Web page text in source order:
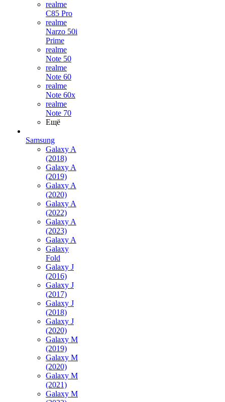
realme
C85 Pro
realme
Narzo 50i
Prime
realme
Note 50
realme
Note 60
realme
Note 60x
realme
Note 70
Ещё
Samsung
Galaxy A
(2018)
Galaxy A
(2019)
Galaxy A
(2020)
Galaxy A
(2022)
Galaxy A
(2023)
Galaxy A
Galaxy
Fold
Galaxy J
(2016)
Galaxy J
(2017)
Galaxy J
(2018)
Galaxy J
(2020)
Galaxy M
(2019)
Galaxy M
(2020)
Galaxy M
(2021)
Galaxy M